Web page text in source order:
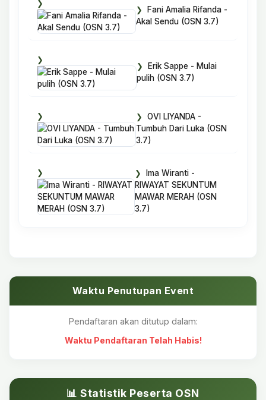
Fani Amalia Rifanda -
Akal Sendu (OSN 3.7)
Erik Sappe - Mulai
pulih (OSN 3.7)
OVI LIYANDA -
Tumbuh Dari Luka (OSN
3.7)
Ima Wiranti -
RIWAYAT SEKUNTUM
MAWAR MERAH (OSN
3.7)
Waktu Penutupan Event
Pendaftaran akan ditutup dalam:
Waktu Pendaftaran Telah Habis!
📊 Statistik Peserta OSN